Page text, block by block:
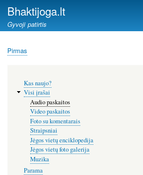
Bhaktijoga.lt
Gyvoji patirtis
Kelias
Pirmas
meniu
Kas naujo?
Visi įrašai
Audio paskaitos
Video paskaitos
Foto su komentarais
Straipsniai
Jėgos vietų enciklopedija
Jėgos vietų foto galerija
Muzika
Parama